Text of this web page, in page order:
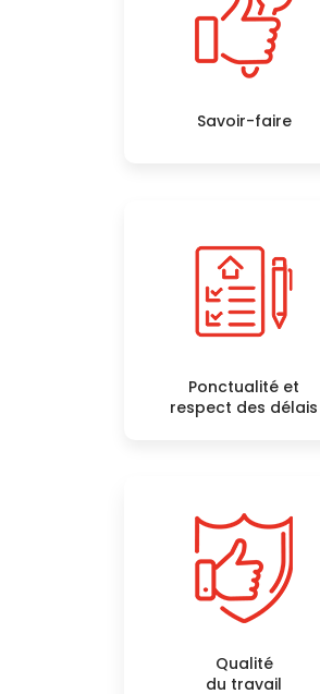
Savoir-faire
Ponctualité et
respect des délais
Qualité
du travail